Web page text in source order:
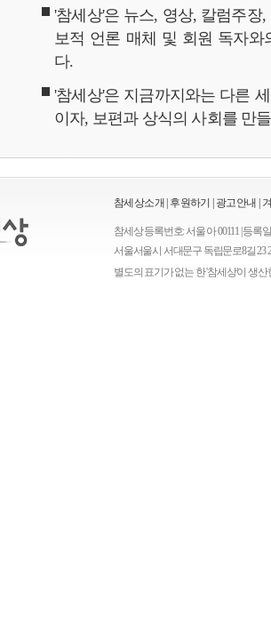
'참세상'은 뉴스, 영상, 칼럼주
보적 언론 매체 및 회원 독자와
다.
'참세상'은 지금까지와는 다른
이자, 보편과 상식의 사회를 만
참세상소개 후원하기 광고안내
참세상 등록번호: 서울 아 00111 | 등록
서울서울시 서대문구 독립문로8길 23
별도의 표기가 없는 한 '참세상'이 생